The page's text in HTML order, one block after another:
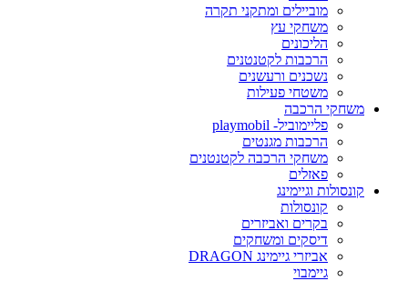
מוביילים ומתקני תקרה
משחקי עץ
הליכונים
הרכבות לקטנטנים
נשכנים ורעשנים
משטחי פעילות
משחקי הרכבה
פליימוביל- playmobil
הרכבות מגנטים
משחקי הרכבה לקטנטנים
פאזלים
קונסולות וגיימינג
קונסולות
בקרים ואביזרים
דיסקים ומשחקים
אביזרי גיימינג DRAGON
גיימבוי